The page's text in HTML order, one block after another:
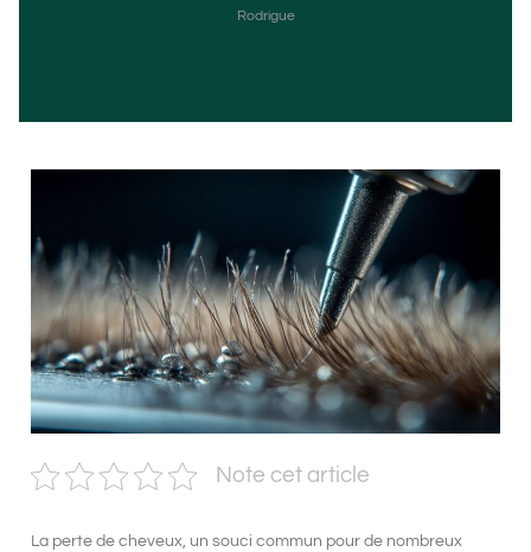
Rodrigue
Note cet article
La perte de cheveux, un souci commun pour de nombreux